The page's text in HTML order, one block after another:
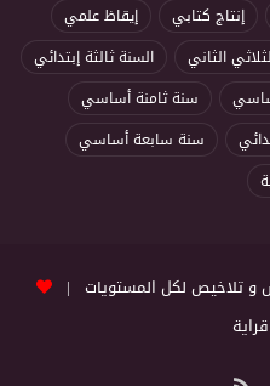
إنتاج كتابي
إيقاظ علمي
الثاني
السنة ثالثة إبتدائي
سنة ثامنة أساسي
سنة سابعة أساسي